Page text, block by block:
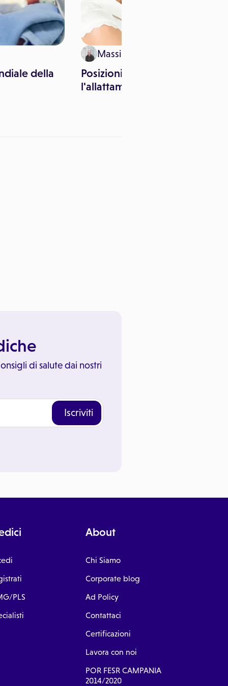
della
Massimo Canorro
Posizioni per
l'allattamento al seno
di salute dai nostri
Iscriviti
PLS
About
Chi Siamo
Corporate blog
Ad Policy
Contattaci
Certificazioni
Lavora con noi
POR FESR CAMPANIA
2014/2020